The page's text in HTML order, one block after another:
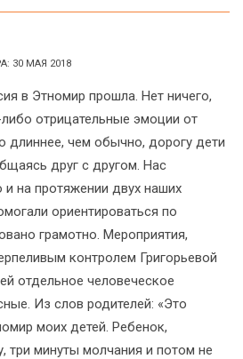
30 МАЯ 2018
в Этномир прошла. Нет ничего,
отрицательные эмоции от
длиннее, чем обычно, дорогу дети
друг с другом. Нас
на протяжении двух наших
ориентироваться по
грамотно. Мероприятия,
контролем Григорьевой
отдельное человеческое
Из слов родителей: «Это
моих детей. Ребенок,
три минуты молчания и потом не